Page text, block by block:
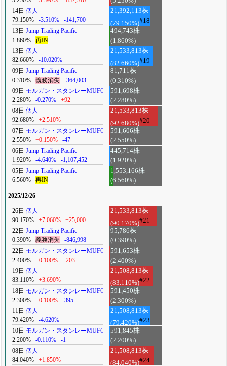
14日 個人
79.150%
-3.510% -141,700
21,392,113株
(79.150%)#18
13日 Jump Trading Pacific
1.860%
再IN
494,743株
(1.860%)
13日 個人
82.660%
-10.020%
21,533,813株
(82.660%)#19
09日 Jump Trading Pacific
0.310%
義務消失 -364,003
81,711株
(0.310%)
09日 モルガン・スタンレーMUFG
2.280%
-0.270% +92
591,698株
(2.280%)
08日 個人
92.680%
+2.510%
21,533,813株
(92.680%)#20
07日 モルガン・スタンレーMUFG
2.550%
+0.150% -47
591,606株
(2.550%)
06日 Jump Trading Pacific
1.920%
-4.640% -1,107,452
445,714株
(1.920%)
05日 Jump Trading Pacific
6.560%
再IN
1,553,166株
(6.560%)
2025/12/26
26日 個人
90.170%
+7.060% +25,000
21,533,813株
(90.170%)#21
22日 Jump Trading Pacific
0.390%
義務消失 -846,998
95,786株
(0.390%)
22日 モルガン・スタンレーMUFG
2.400%
+0.100% +203
591,653株
(2.400%)
19日 個人
83.110%
+3.690%
21,508,813株
(83.110%)#22
18日 モルガン・スタンレーMUFG
2.300%
+0.100% -395
591,450株
(2.300%)
11日 個人
79.420%
-4.620%
21,508,813株
(79.420%)#23
10日 モルガン・スタンレーMUFG
2.200%
-0.110% -1
591,845株
(2.200%)
08日 個人
84.040%
+1.850%
21,508,813株
(84.040%)#24